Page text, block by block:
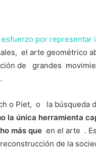
esfuerzo por representar
el arte geométrico
de grandes
.
o Piet, o la búsqueda
la única herramienta
más que en el arte .
de la